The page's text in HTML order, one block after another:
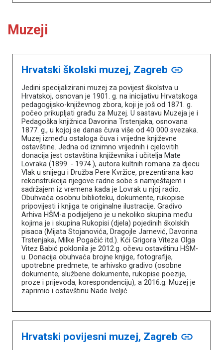
Muzeji
Hrvatski školski muzej, Zagreb link
Jedini specijalizirani muzej za povijest školstva u
Hrvatskoj, osnovan je 1901. g. na inicijativu Hrvatskoga
pedagogijsko-književnog zbora, koji je još od 1871. g.
počeo prikupljati građu za Muzej. U sastavu Muzeja je i
Pedagoška knjižnica Davorina Trstenjaka, osnovana
1877. g., u kojoj se danas čuva više od 40 000 svezaka.
Muzej između ostaloga čuva i vrijedne književne
ostavštine. Jedna od iznimno vrijednih i cjelovitih
donacija jest ostavština književnika i učitelja Mate
Lovraka (1899. - 1974.), autora kultnih romana za djecu
Vlak u snijegu i Družba Pere Kvržice, prezentirana kao
rekonstrukcija njegove radne sobe s namještajem i
sadržajem iz vremena kada je Lovrak u njoj radio.
Obuhvaća osobnu biblioteku, dokumente, rukopise
pripovijesti i knjiga te originalne ilustracije. Gradivo
Arhiva HŠM-a podijeljeno je u nekoliko skupina među
kojima je i skupina Rukopisi (djela) pojedinih školskih
pisaca (Mijata Stojanovića, Dragojle Jarnević, Davorina
Trstenjaka, Milke Pogačić itd.). Kći Grigora Viteza Olga
Vitez Babić poklonila je 2012.g. očevu ostavštinu HŠM-
u. Donacija obuhvaća brojne knjige, fotografije,
upotrebne predmete, te arhivsko gradivo (osobne
dokumente, službene dokumente, rukopise poezije,
proze i prijevoda, korespondenciju), a 2016.g. Muzej je
zaprimio i ostavštinu Nade Iveljić.
Hrvatski povijesni muzej, Zagreb link